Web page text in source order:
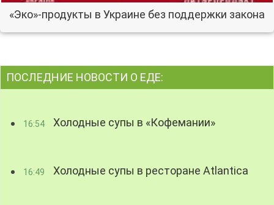
«Эко»-продукты в Украине без поддержки закона
ПОСЛЕДНИЕ НОВОСТИ О ЕДЕ:
16:54 Холодные супы в «Кофемании»
16:49 Холодные супы в ресторане Atlantica